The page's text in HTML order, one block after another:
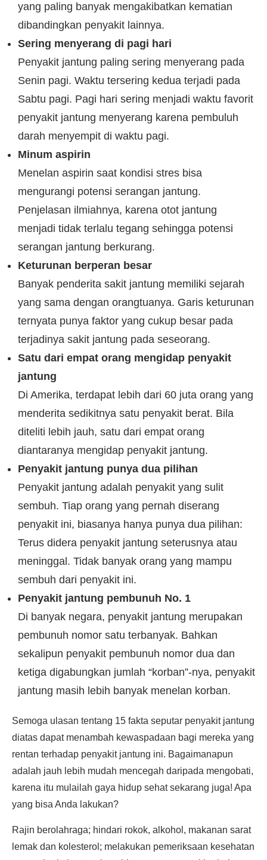
yang paling banyak mengakibatkan kematian
dibandingkan penyakit lainnya.
Sering menyerang di pagi hari
Penyakit jantung paling sering menyerang pada
Senin pagi. Waktu tersering kedua terjadi pada
Sabtu pagi. Pagi hari sering menjadi waktu favorit
penyakit jantung menyerang karena pembuluh
darah menyempit di waktu pagi.
Minum aspirin
Menelan aspirin saat kondisi stres bisa
mengurangi potensi serangan jantung.
Penjelasan ilmiahnya, karena otot jantung
menjadi tidak terlalu tegang sehingga potensi
serangan jantung berkurang.
Keturunan berperan besar
Banyak penderita sakit jantung memiliki sejarah
yang sama dengan orangtuanya. Garis keturunan
ternyata punya faktor yang cukup besar pada
terjadinya sakit jantung pada seseorang.
Satu dari empat orang mengidap penyakit
jantung
Di Amerika, terdapat lebih dari 60 juta orang yang
menderita sedikitnya satu penyakit berat. Bila
diteliti lebih jauh, satu dari empat orang
diantaranya mengidap penyakit jantung.
Penyakit jantung punya dua pilihan
Penyakit jantung adalah penyakit yang sulit
sembuh. Tiap orang yang pernah diserang
penyakit ini, biasanya hanya punya dua pilihan:
Terus didera penyakit jantung seterusnya atau
meninggal. Tidak banyak orang yang mampu
sembuh dari penyakit ini.
Penyakit jantung pembunuh No. 1
Di banyak negara, penyakit jantung merupakan
pembunuh nomor satu terbanyak. Bahkan
sekalipun penyakit pembunuh nomor dua dan
ketiga digabungkan jumlah “korban”-nya, penyakit
jantung masih lebih banyak menelan korban.
Semoga ulasan tentang 15 fakta seputar penyakit jantung
diatas dapat menambah kewaspadaan bagi mereka yang
rentan terhadap penyakit jantung ini. Bagaimanapun
adalah jauh lebih mudah mencegah daripada mengobati,
karena itu mulailah gaya hidup sehat sekarang juga! Apa
yang bisa Anda lakukan?
Rajin berolahraga; hindari rokok, alkohol, makanan sarat
lemak dan kolesterol; melakukan pemeriksaan kesehatan